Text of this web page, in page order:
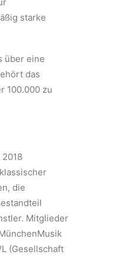
starke
über eine
das
100.000 zu
die
Mitglieder
(Gesellschaft